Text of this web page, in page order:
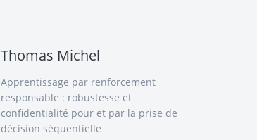
Thomas Michel
Apprentissage par renforcement
responsable : robustesse et
confidentialité pour et par la prise de
décision séquentielle